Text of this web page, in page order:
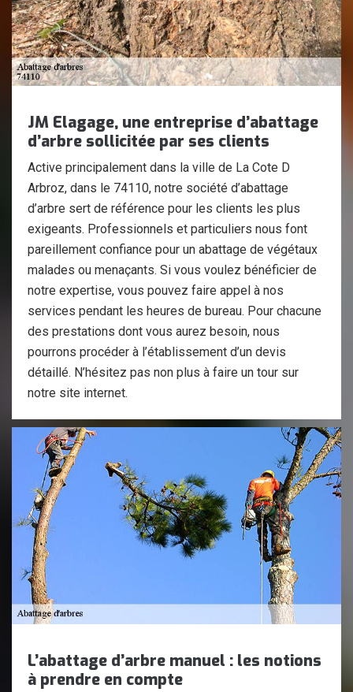
JM Elagage, une entreprise d’abattage
d’arbre sollicitée par ses clients
Active principalement dans la ville de La Cote D
Arbroz, dans le 74110, notre société d’abattage
d’arbre sert de référence pour les clients les plus
exigeants. Professionnels et particuliers nous font
pareillement confiance pour un abattage de végétaux
malades ou menaçants. Si vous voulez bénéficier de
notre expertise, vous pouvez faire appel à nos
services pendant les heures de bureau. Pour chacune
des prestations dont vous aurez besoin, nous
pourrons procéder à l’établissement d’un devis
détaillé. N’hésitez pas non plus à faire un tour sur
notre site internet.
L’abattage d’arbre manuel : les notions
à prendre en compte